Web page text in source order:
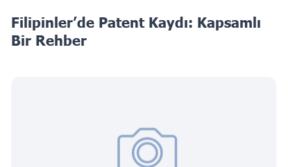
Filipinler’de Patent Kaydı: Kapsamlı
Bir Rehber